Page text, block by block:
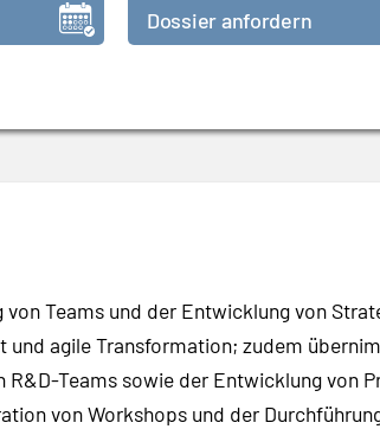
Dossier anfordern
Teams und der Entwicklung von
agile Transformation; zudem
Teams sowie der Entwicklung von
von Workshops und der